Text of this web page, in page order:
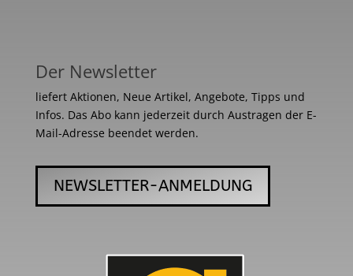
Der Newsletter
liefert Aktionen, Neue Artikel, Angebote, Tipps und
Infos. Das Abo kann jederzeit durch Austragen der E-
Mail-Adresse beendet werden.
NEWSLETTER-ANMELDUNG